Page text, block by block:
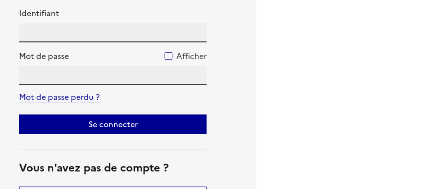
Identifiant
Mot de passe Afficher
Mot de passe perdu ?
Se connecter
Vous n'avez pas de compte ?